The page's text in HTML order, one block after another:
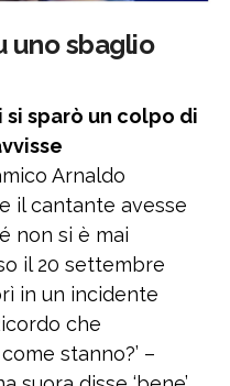
uno sbaglio
si sparò un colpo di
Arnaldo
il cantante avesse
non si è mai
il 20 settembre
in un incidente
che
stanno?’ –